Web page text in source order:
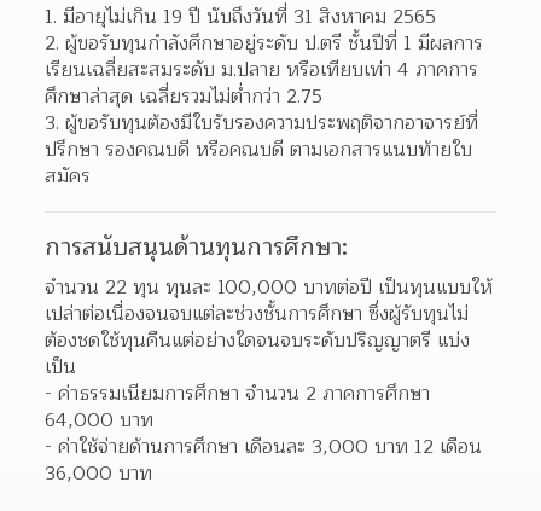
มีอายุไม่เกิน 19 ปี นับถึงวันที่ 31 สิงหาคม 2565
ผู้ขอรับทุนกำลังศึกษาอยู่ระดับ ป.ตรี ชั้นปีที่ 1 มีผลการ
เรียนเฉลี่ยสะสมระดับ ม.ปลาย หรือเทียบเท่า 4 ภาคการ
ศึกษาล่าสุด เฉลี่ยรวมไม่ต่ำกว่า 2.75
ผู้ขอรับทุนต้องมีใบรับรองความประพฤติจากอาจารย์ที่
ปรึกษา รองคณบดี หรือคณบดี ตามเอกสารแนบท้ายใบ
สมัคร
การสนับสนุนด้านทุนการศึกษา:
จำนวน 22 ทุน ทุนละ 100,000 บาทต่อปี เป็นทุนแบบให้
เปล่าต่อเนื่องจนจบแต่ละช่วงชั้นการศึกษา ซึ่งผู้รับทุนไม่
ต้องชดใช้ทุนคืนแต่อย่างใดจนจบระดับปริญญาตรี แบ่ง
เป็น
- ค่าธรรมเนียมการศึกษา จำนวน 2 ภาคการศึกษา
64,000 บาท
- ค่าใช้จ่ายด้านการศึกษา เดือนละ 3,000 บาท 12 เดือน
36,000 บาท